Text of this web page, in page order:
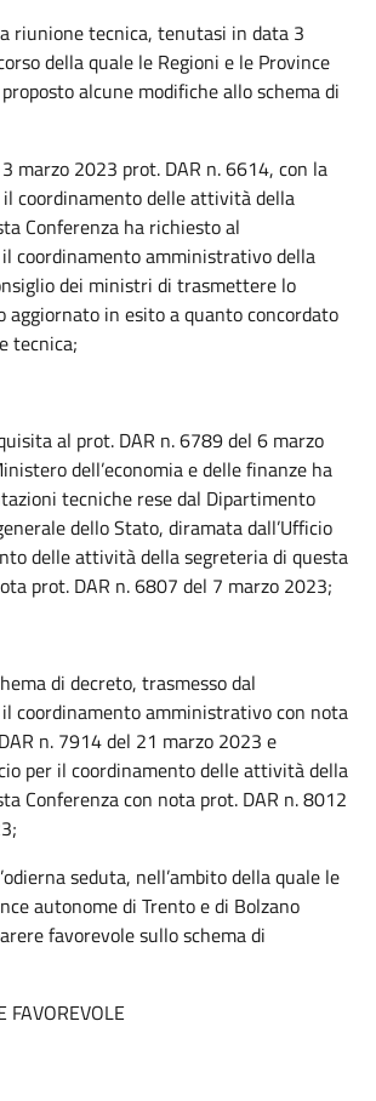
riunione tecnica, tenutasi in data 3
della quale le Regioni e le Province
alcune modifiche allo schema di
marzo 2023 prot. DAR n. 6614, con la
il coordinamento delle attività della
Conferenza ha richiesto al
coordinamento amministrativo della
dei ministri di trasmettere lo
aggiornato in esito a quanto concordato
tecnica;
al prot. DAR n. 6789 del 6 marzo
dell’economia e delle finanze ha
tecniche rese dal Dipartimento
dello Stato, diramata dall’Ufficio
delle attività della segreteria di questa
prot. DAR n. 6807 del 7 marzo 2023;
di decreto, trasmesso dal
coordinamento amministrativo con nota
n. 7914 del 21 marzo 2023 e
per il coordinamento delle attività della
Conferenza con nota prot. DAR n. 8012
seduta, nell’ambito della quale le
autonome di Trento e di Bolzano
favorevole sullo schema di
FAVOREVOLE